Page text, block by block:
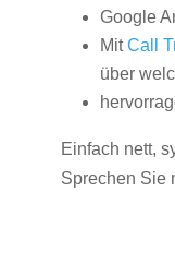
Google
MitCall
über
Einfach nett,
Sprechen Sie